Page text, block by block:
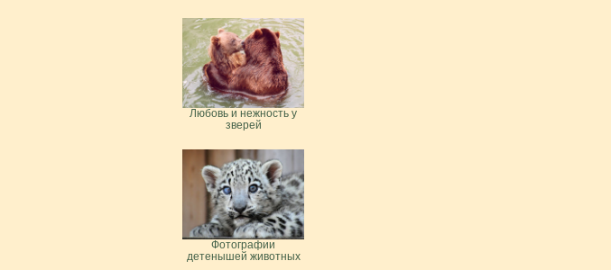
Любовь и нежность у
зверей
Фотографии
детенышей животных